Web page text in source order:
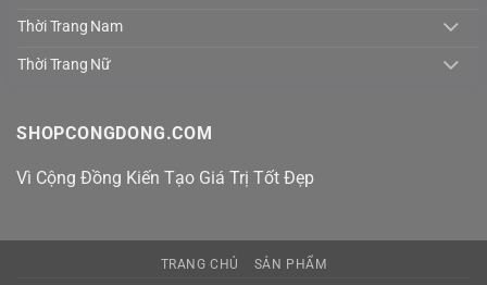
Thời Trang Nam
Thời Trang Nữ
SHOPCONGDONG.COM
Vì Cộng Đồng Kiến Tạo Giá Trị Tốt Đẹp
TRANG CHỦ SẢN PHẨM